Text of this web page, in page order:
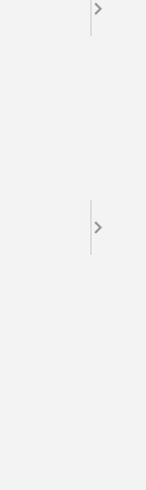
mit einem